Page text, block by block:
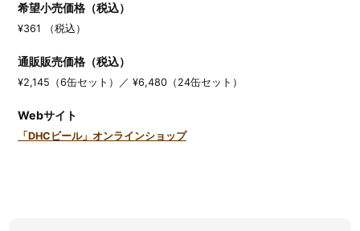
希望小売価格（税込）
¥361 （税込）
通販販売価格（税込）
¥2,145（6缶セット）／ ¥6,480（24缶セット）
Webサイト
「DHCビール」オンラインショップ